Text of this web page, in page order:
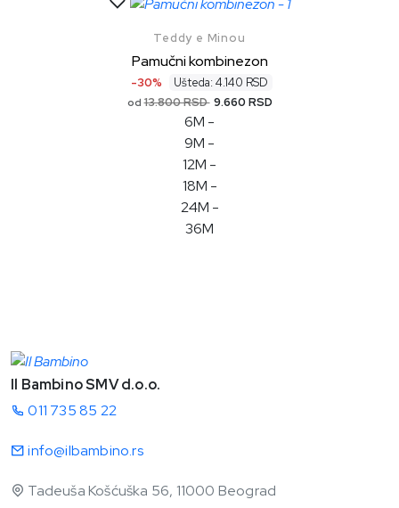
Teddy e Minou
Pamučni kombinezon
-30% Ušteda: 4.140 RSD
od 13.800 RSD 9.660 RSD
6M -
9M -
12M -
18M -
24M -
36M
Il Bambino SMV d.o.o.
011 735 85 22
info@ilbambino.rs
Tadeuša Košćuška 56, 11000 Beograd